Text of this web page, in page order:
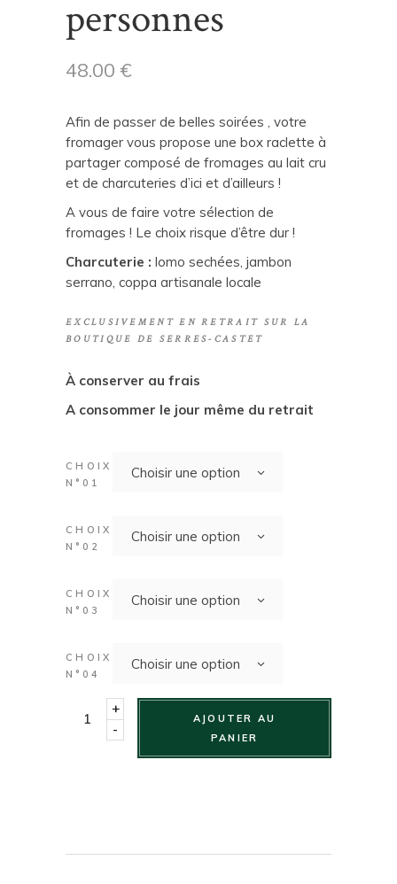
personnes
48.00 €
Afin de passer de belles soirées , votre
fromager vous propose une box raclette à
partager composé de fromages au lait cru
et de charcuteries d’ici et d’ailleurs !
A vous de faire votre sélection de
fromages ! Le choix risque d’être dur !
Charcuterie : lomo sechées, jambon
serrano, coppa artisanale locale
EXCLUSIVEMENT EN RETRAIT SUR LA
BOUTIQUE DE SERRES-CASTET
À conserver au frais
A consommer le jour même du retrait
CHOIX
N°01
Choisir une option
CHOIX
N°02
Choisir une option
CHOIX
N°03
Choisir une option
CHOIX
N°04
Choisir une option
-
+
AJOUTER AU
PANIER